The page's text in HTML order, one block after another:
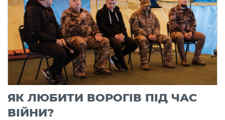
ЯК ЛЮБИТИ ВОРОГІВ ПІД ЧАС
ВІЙНИ?